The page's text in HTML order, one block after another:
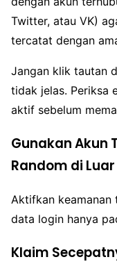
Twitter, atau VK)
tercatat dengan
Jangan klik tautan
tidak jelas. Periksa
aktif sebelum
Gunakan Akun
Random di
Aktifkan keamanan
data login hanya
Klaim